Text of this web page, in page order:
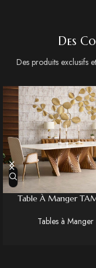
Des
Des produits exclusifs
Table À Manger
Tables à Manger